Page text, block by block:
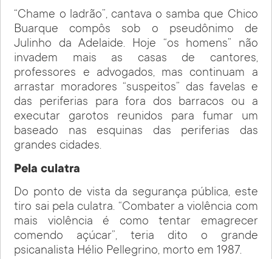
“Chame o ladrão”, cantava o samba que Chico
Buarque compôs sob o pseudônimo de
Julinho da Adelaide. Hoje “os homens” não
invadem mais as casas de cantores,
professores e advogados, mas continuam a
arrastar moradores “suspeitos” das favelas e
das periferias para fora dos barracos ou a
executar garotos reunidos para fumar um
baseado nas esquinas das periferias das
grandes cidades.
Pela culatra
Do ponto de vista da segurança pública, este
tiro sai pela culatra. “Combater a violência com
mais violência é como tentar emagrecer
comendo açúcar”, teria dito o grande
psicanalista Hélio Pellegrino, morto em 1987.